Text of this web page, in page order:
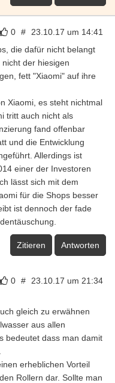
0 # 23.10.17 um 14:41
die dafür nicht belangt
der hiesigen
fett "Xiaomi" auf ihre
Xiaomi, es steht nichtmal
tritt auch nicht als
fand offenbar
und die Entwicklung
Allerdings ist
einer der Investoren
lässt sich mit dem
für die Shops besser
ist dennoch der fade
Zitieren Antworten
0 # 23.10.17 um 21:34
gleich zu erwähnen
aus allen
bedeutet dass man damit
erheblichen Vorteil
Rollern dar. Sollte man